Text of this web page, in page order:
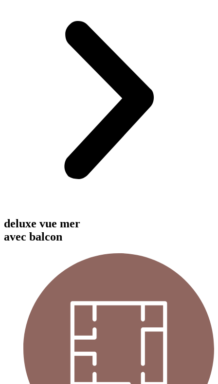
deluxe vue mer
avec balcon